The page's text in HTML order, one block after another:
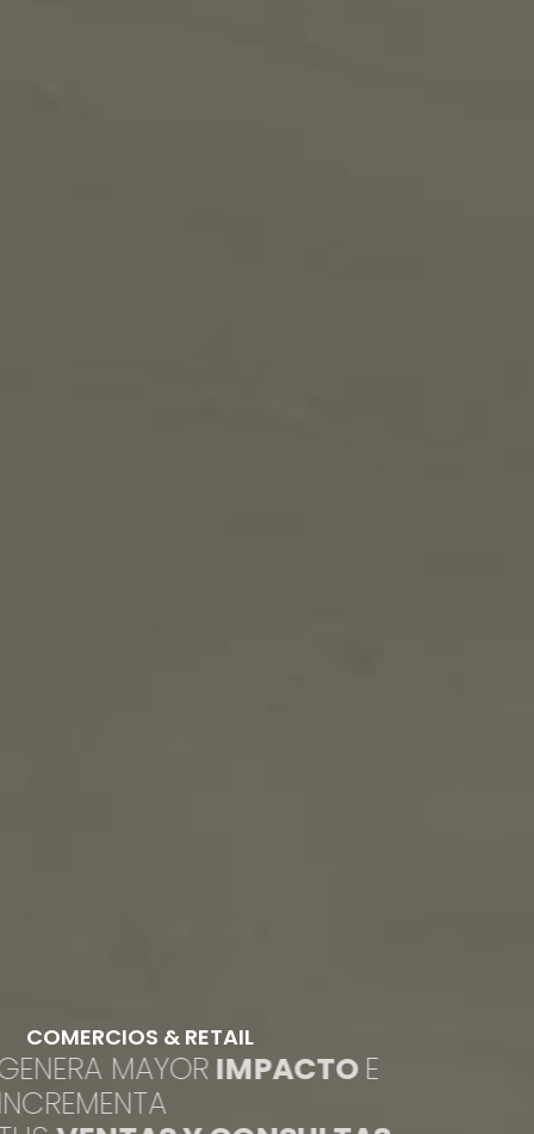
COMERCIOS & RETAIL
GENERA MAYORIMPACTO
INCREMENTA